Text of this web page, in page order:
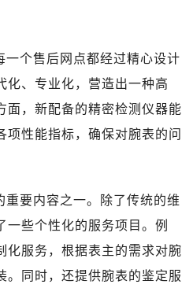
青海省果洛藏族自治州玛沁县团结路江诗丹顿售后服务中心（需提前预约）
青海省海北藏族自治州海晏县将军路江诗丹顿售后服务中心（需提前预约）
青海省海东市乐都区滨河路江诗丹顿售后服务中心（需提前预约）
青海省海南藏族自治州共和县青海湖大街江诗丹顿售后服务中心（需提前预约）
青海省西宁市城西区海湖新区西关大道江诗丹顿售后服务中心（需提前预约）
陕西省宝鸡市渭滨区经二路江诗丹顿售后服务中心（需提前预约）
陕西省汉中市汉台区北大街江诗丹顿售后服务中心（需提前预约）
一个售后网点都经过精心设计
化、专业化，营造出一种高
面，新配备的精密检测仪器能
项性能指标，确保对腕表的问
重要内容之一。除了传统的维
一些个性化的服务项目。例
化服务，根据表主的需求对腕
。同时，还提供腕表的鉴定服